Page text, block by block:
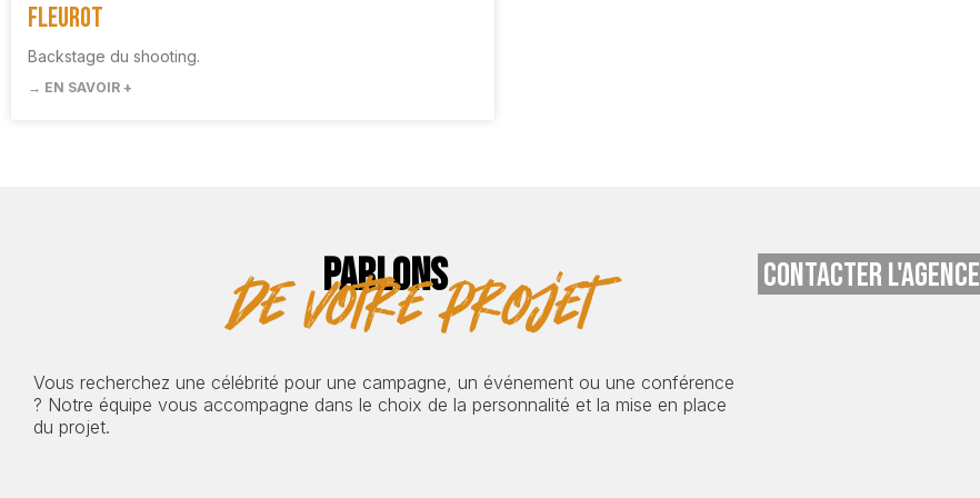
Fleurot
Backstage du shooting.
→ EN SAVOIR +
PARLONS
de votre projet
Vous recherchez une célébrité pour une campagne, un événement ou une conférence
? Notre équipe vous accompagne dans le choix de la personnalité et la mise en place
du projet.
CONTACTER L'AGENCE